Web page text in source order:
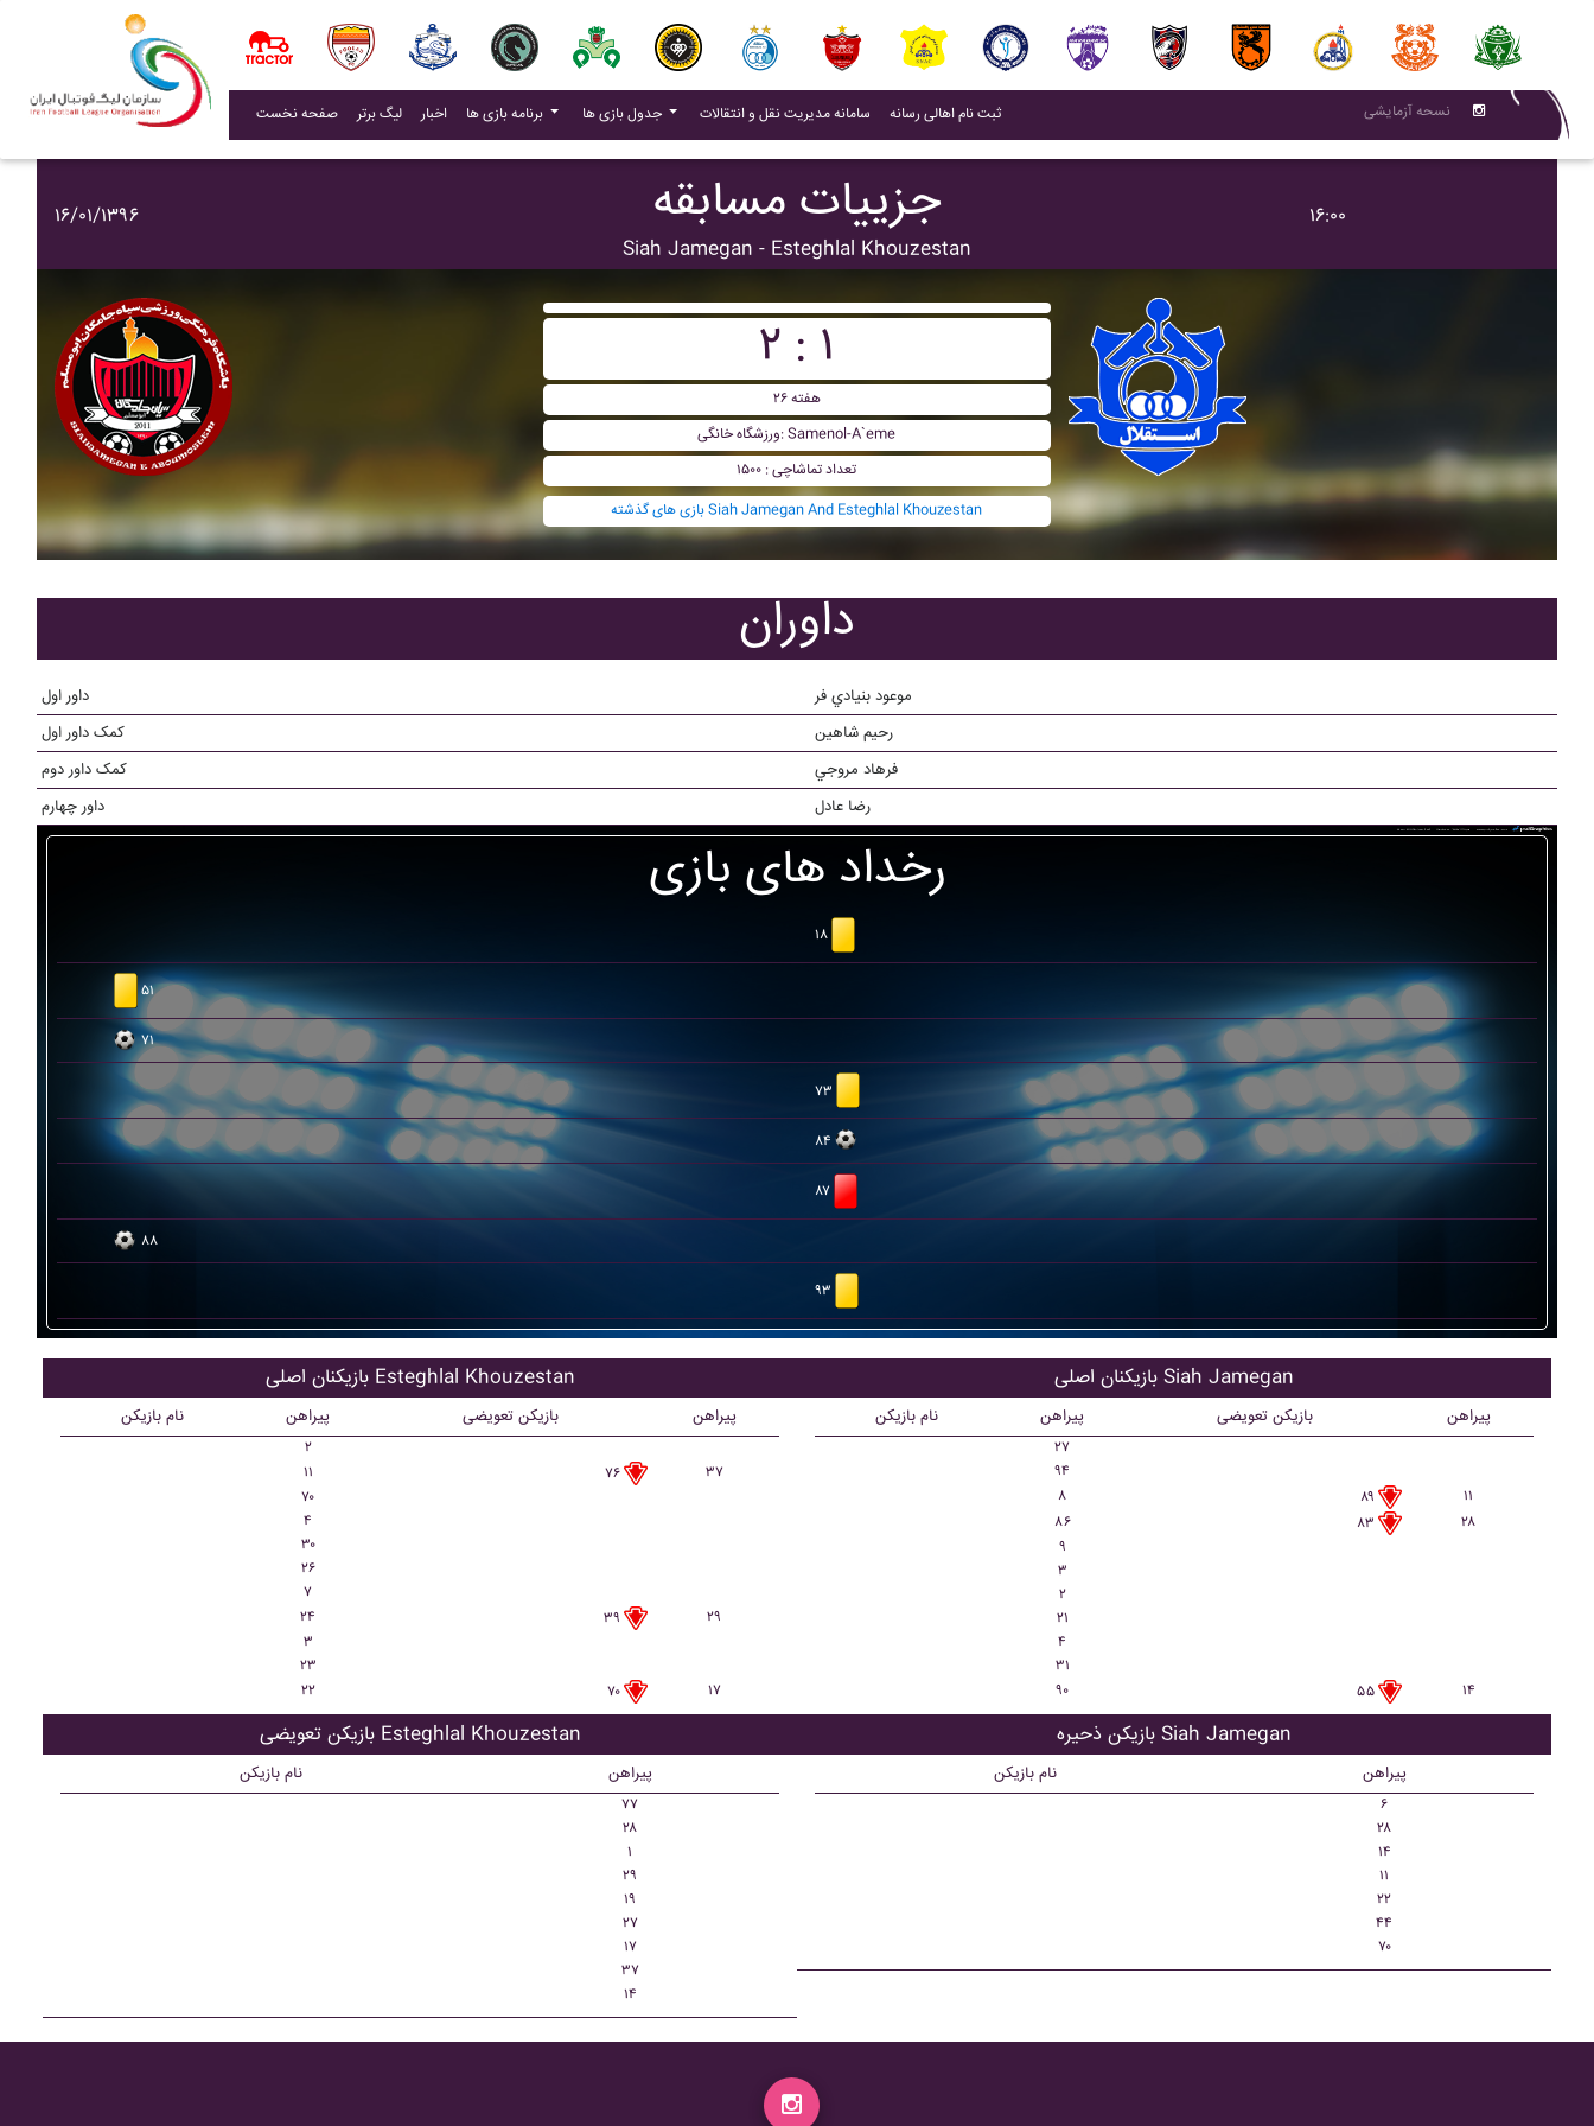
صفحه نخست لیگ برتر اخبار(current) برنامه بازی ها جدول بازی ها سامانه مدیریت نقل و انتقالات (current)
ثبت نام اهالی رسانه(current) نسحه آزمایشی
۱۶/۰۱/۱۳۹۶ جزییات مسابقه
Siah Jamegan - Esteghlal Khouzestan
۱۶:۰۰
۲ : ۱
هفته ۲۶
ورزشگاه خانگی: Samenol-A`eme
تعداد تماشاچی : ۱۵۰۰
بازی های گذشته Siah Jamegan And Esteghlal Khouzestan
داوران
داور اول
موعود بنيادي فر
کمک داور اول
رحيم شاهين
کمک داور دوم
فرهاد مروجي
داور چهارم
رضا عادل
رخداد های بازی
۱۸
۵۱
۷۱
۷۳
۸۴
۸۷
۸۸
۹۳
بازیکنان اصلی Esteghlal Khouzestan
نام بازیکن پیراهن بازیکن تعویضی پیراهن
۲
۱۱
۷۶
۳۷
۷۰
۴
۳۰
۲۶
۷
۲۴
۳۹
۲۹
۳
۲۳
۲۲
۷۰ ۱۷
بازیکن تعویضی Esteghlal Khouzestan
نام بازیکن پیراهن
۷۷
۲۸
۱
۲۹
۱۹
۲۷
۱۷
۳۷
۱۴
بازیکنان اصلی Siah Jamegan
نام بازیکن پیراهن بازیکن تعویضی پیراهن
۲۷
۹۴
۸
۸۹
۱۱
۸۶
۸۳
۲۸
۹
۳
۲
۲۱
۴
۳۱
۹۰
۵۵ ۱۴
بازیکن ذحیره Siah Jamegan
نام بازیکن پیراهن
۶
۲۸
۱۴
۱۱
۲۲
۴۴
۷۰